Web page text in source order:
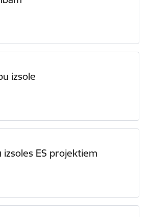
izsole
izsoles ES projektiem